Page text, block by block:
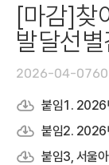
[마감]찾
발달선
2026-04-07
붙임1. 2026
붙임2. 2026
붙임3, 서울